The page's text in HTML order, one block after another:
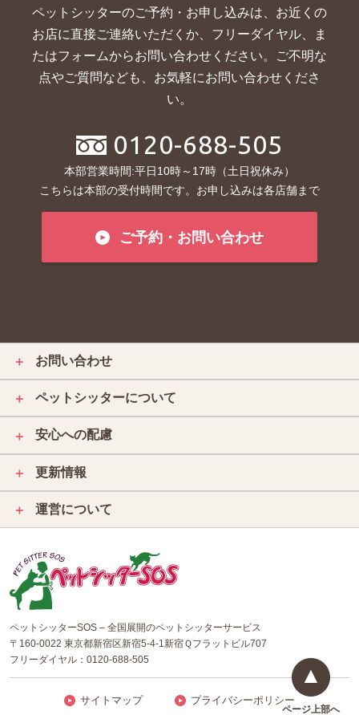
ペットシッターのご予約・お申し込みは、お近くの
お店に直接ご連絡いただくか、 フリーダイヤル、ま
たはフォームからお問い合わせください。ご不明な
点やご質問なども、お気軽にお問い合わせくださ
い。
0120-688-505
本部営業時間:平日10時～17時（土日祝休み）
こちらは本部の受付時間です。お申し込みは各店舗まで
ご予約・お問い合わせ
＋ お問い合わせ
＋ ペットシッターについて
＋ 安心への配慮
＋ 更新情報
＋ 運営について
ペットシッターSOS – 全国展開のペットシッターサービス
〒160-0022 東京都新宿区新宿5-4-1新宿Ｑフラットビル707
フリーダイヤル： 0120-688-505
サイトマップ プライバシーポリシー
ページ上部へ